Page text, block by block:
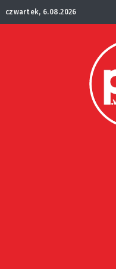
czwartek, 6.08.2026